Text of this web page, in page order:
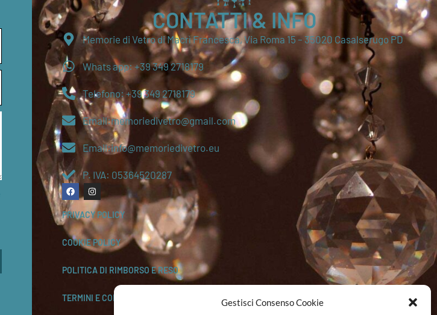
Gestisci Consenso Cookie
CONTATTI & INFO
Memorie di Vetro di Macrì Francesca, Via Roma 15 – 35020 Casalserugo PD
Whats app: +39 349 2718179
Telefono: +39 349 2718179
Email:memoriedivetro@gmail.com
Email:info@memoriedivetro.eu
P. IVA: 05364520287
PRIVACY POLICY
COOKIE POLICY
POLITICA DI RIMBORSO E RESO
TERMINI E CONDIZIONI